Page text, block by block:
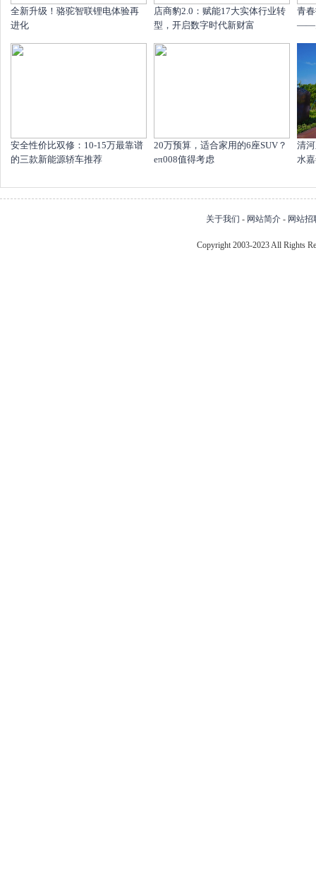
全新升级！骆驼智联锂电体验再
进化
店商豹2.0：赋能17大实体行业转
型，开启数字时代新财富
青
——
安全性价比双修：10-15万最靠谱
的三款新能源轿车推荐
20万预算，适合家用的6座SUV？
eπ008值得考虑
清
水
关于我们 - 网站简介 - 网站招
Copyright 2003-2023 All Rights